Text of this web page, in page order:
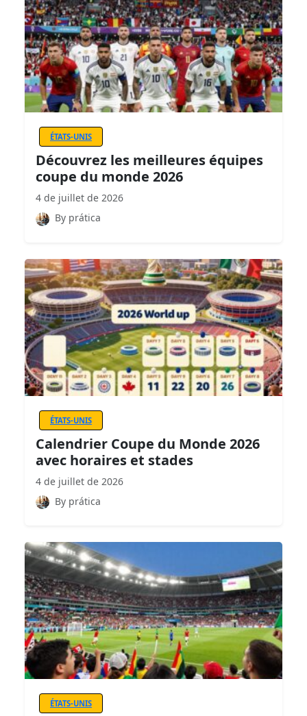
ÉTATS-UNIS
Découvrez les meilleures équipes
coupe du monde 2026
4 de juillet de 2026
By prática
ÉTATS-UNIS
Calendrier Coupe du Monde 2026
avec horaires et stades
4 de juillet de 2026
By prática
ÉTATS-UNIS